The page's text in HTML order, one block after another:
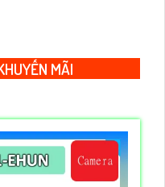
MÃI